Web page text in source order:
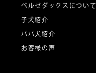
ベルゼダックスについて
子犬紹介
パパ犬紹介
お客様の声